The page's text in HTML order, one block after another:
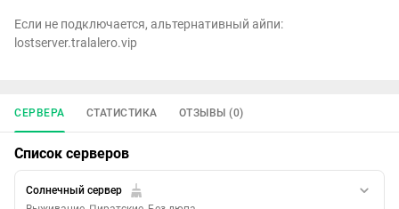
Если не подключается, альтернативный айпи:
lostserver.tralalero.vip
СЕРВЕРА СТАТИСТИКА ОТЗЫВЫ (0)
Список серверов
Солнечный сервер